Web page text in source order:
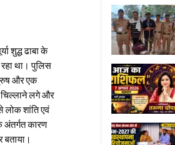
शुद्ध ढाबा के
था। पुलिस
और एक
लगे और
लोक शांति एवं
अंतर्गत कारण